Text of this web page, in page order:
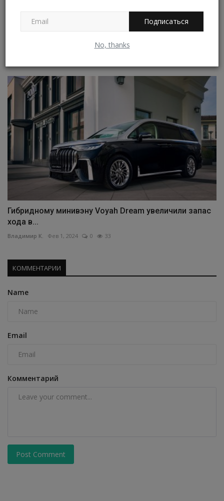
Подписаться
No, thanks
Кен Блок разбился насмерть
Гибридному минивэну Voyah Dream увеличили запас
хода в...
Владимир К. Фев 1, 2024 0 33
КОММЕНТАРИИ
Name
Email
Комментарий
Post Comment